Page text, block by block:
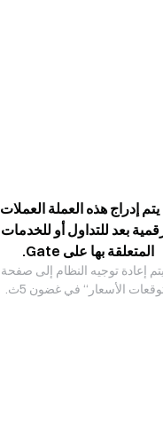
إدراج هذه العملة العملات
بعد للتداول أو للخدمات
المتعلقة بها على Gate.
إعادة توجيه النظام إلى صفحة
الأسعار“ في غضون 5ث.